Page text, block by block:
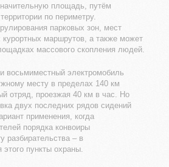
площадь, путём
по периметру.
парковых зон, мест
маршрутов, а также может
массового скопления людей.
электромобиль
месту в пределах 140 км
отряд, проезжая 40 км в час. Но
двух последних рядов сидений
применения, когда
порядка конвоиры
разбирательства – в
пункты охраны.